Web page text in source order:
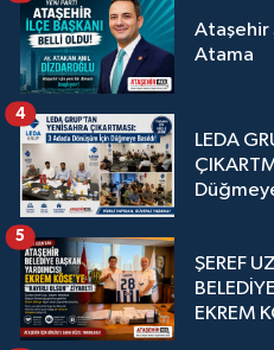
Ataşehir
Atama
LEDA
4
ŞEREF
EKREM
5